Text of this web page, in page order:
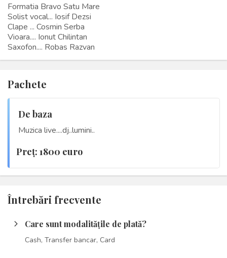
Formatia Bravo Satu Mare
Solist vocal... Iosif Dezsi
Clape ... Cosmin Serba
Vioara.... Ionut Chilintan
Saxofon.... Robas Razvan
Pachete
De baza
Muzica live....dj..lumini..
Preţ: 1800 euro
Întrebări frecvente
arrow_forward_ios Care sunt modalitățile de plată?
Cash, Transfer bancar, Card